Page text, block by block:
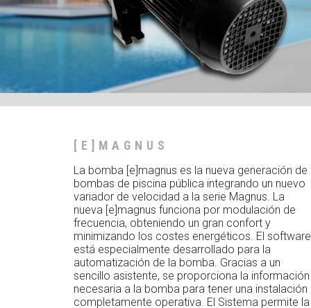
[E]MAGNUS
La bomba [e]magnus es la nueva generación de
bombas de piscina pública integrando un nuevo
variador de velocidad a la serie Magnus. La
nueva [e]magnus funciona por modulación de
frecuencia, obteniendo un gran confort y
minimizando los costes energéticos. El software
está especialmente desarrollado para la
automatización de la bomba. Gracias a un
sencillo asistente, se proporciona la información
necesaria a la bomba para tener una instalación
completamente operativa. El Sistema permite la